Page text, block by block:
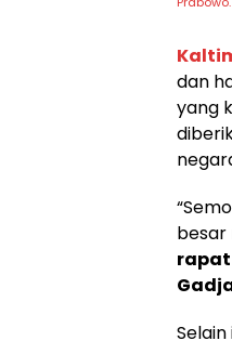
dan
yang
besar
rapat